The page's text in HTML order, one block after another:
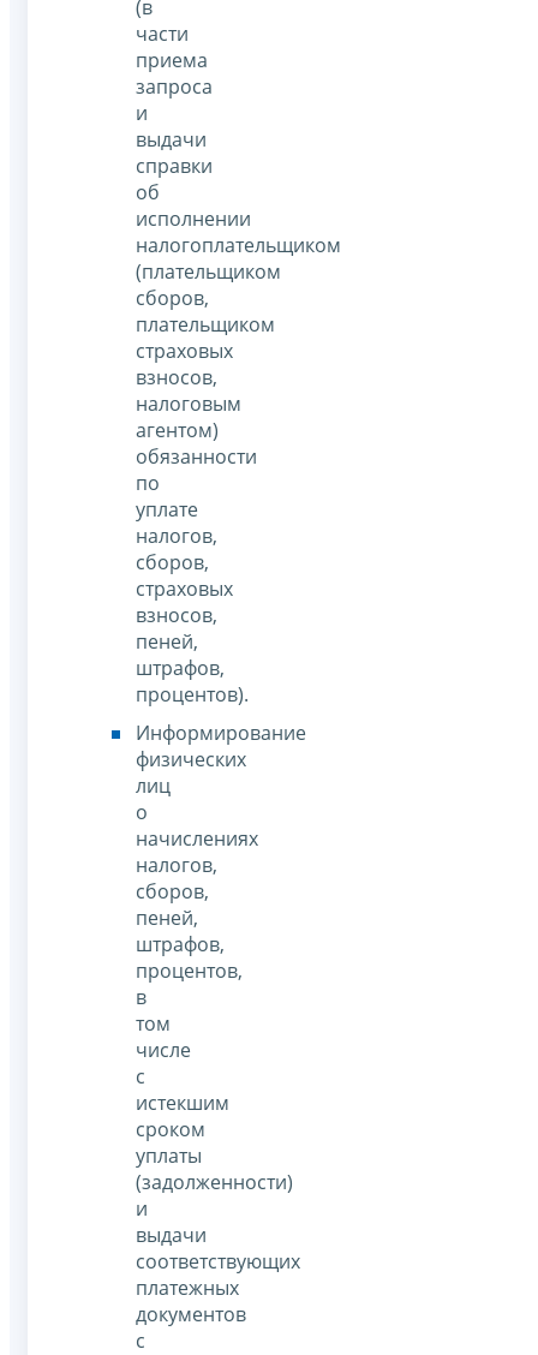
(в
части
приема
запроса
и
выдачи
справки
об
исполнении
налогоплательщиком
(плательщиком
сборов,
плательщиком
страховых
взносов,
налоговым
агентом)
обязанности
по
уплате
налогов,
сборов,
страховых
взносов,
пеней,
штрафов,
процентов).
Информирование
физических
лиц
о
начислениях
налогов,
сборов,
пеней,
штрафов,
процентов,
в
том
числе
с
истекшим
сроком
уплаты
(задолженности)
и
выдачи
соответствующих
платежных
документов
с